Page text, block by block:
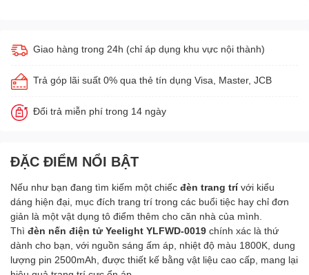
Giao hàng trong 24h (chỉ áp dụng khu vực nội thành)
Trả góp lãi suất 0% qua thẻ tín dụng Visa, Master, JCB
Đổi trả miễn phí trong 14 ngày
ĐẶC ĐIỂM NỔI BẬT
Nếu như bạn đang tìm kiếm một chiếc đèn trang trívới kiểu
dáng hiện đại, mục đích trang trí trong các buổi tiệc hay chỉ đơn
giản là một vật dụng tô điểm thêm cho căn nhà của mình.
Thì đèn nến điện tử Yeelight YLFWD-0019 chính xác là thứ
dành cho bạn, với nguồn sáng ấm áp, nhiệt độ màu 1800K, dung
lượng pin 2500mAh, được thiết kế bằng vật liệu cao cấp, mang lại